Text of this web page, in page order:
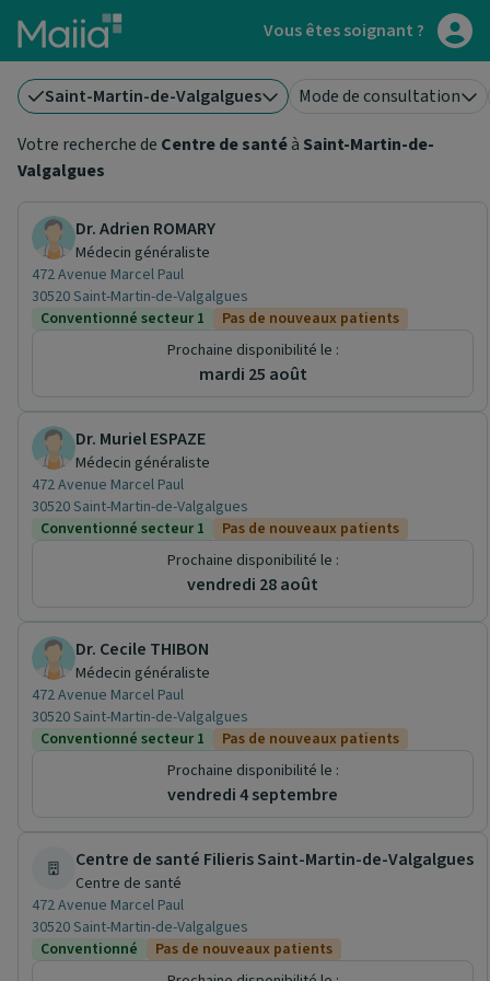
Aller au contenu principal Vous êtes soignant ?
Saint-Martin-de-Valgalgues
Mode de consultation
Votre recherche de Centre de santéà Saint-Martin-de-
Valgalgues
Dr. Adrien ROMARY
Médecin généraliste
472 Avenue Marcel Paul
30520 Saint-Martin-de-Valgalgues
Conventionné secteur 1
Pas de nouveaux patients
Prochaine disponibilité le :
mardi 25 août
Dr. Muriel ESPAZE
Médecin généraliste
472 Avenue Marcel Paul
30520 Saint-Martin-de-Valgalgues
Conventionné secteur 1
Pas de nouveaux patients
Prochaine disponibilité le :
vendredi 28 août
Dr. Cecile THIBON
Médecin généraliste
472 Avenue Marcel Paul
30520 Saint-Martin-de-Valgalgues
Conventionné secteur 1
Pas de nouveaux patients
Prochaine disponibilité le :
vendredi 4 septembre
Centre de santé Filieris Saint-Martin-de-Valgalgues
Centre de santé
472 Avenue Marcel Paul
30520 Saint-Martin-de-Valgalgues
Conventionné
Pas de nouveaux patients